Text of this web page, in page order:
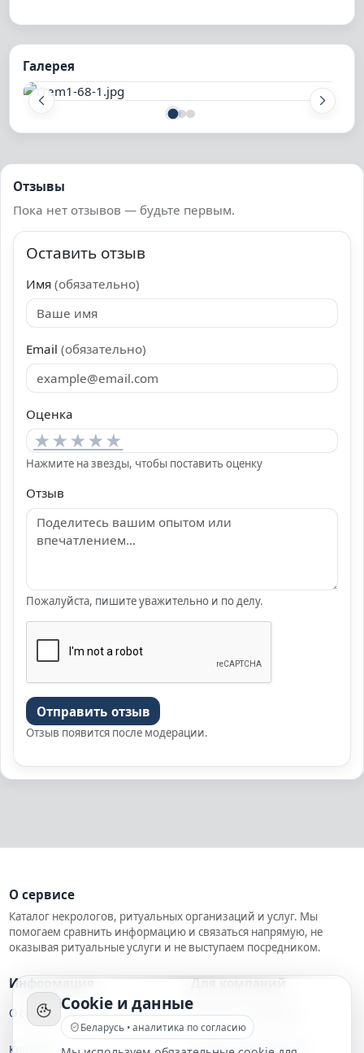
Галерея
Отзывы
Пока нет отзывов — будьте первым.
Оставить отзыв
Имя(обязательно)
Email(обязательно)
Оценка
★★★★★
Нажмите на звезды, чтобы поставить оценку
Отзыв
Пожалуйста, пишите уважительно и по делу.
Отправить отзыв
Отзыв появится после модерации.
О сервисе
Каталог некрологов, ритуальных организаций и услуг. Мы
помогаем сравнить информацию и связаться напрямую, не
оказывая ритуальные услуги и не выступаем посредником.
Информация
О сервисе
Контакты
Для компаний
Добавить компанию
Правила размещения
Cookie и данные
Беларусь • аналитика по согласию